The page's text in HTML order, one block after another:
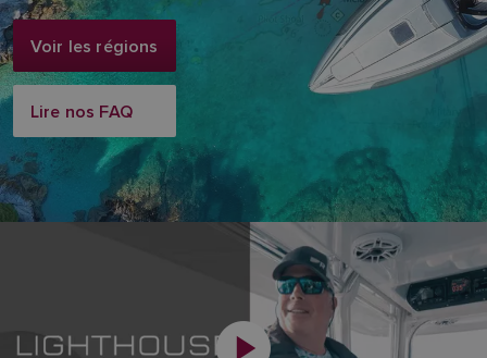
Voir les régions
Lire nos FAQ